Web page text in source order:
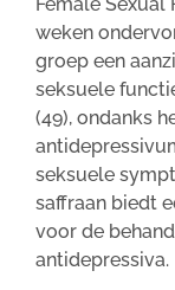
weken
groep een
seksuele
(49), ondanks
seksuele
saffraan biedt
voor de
antidepressiva.